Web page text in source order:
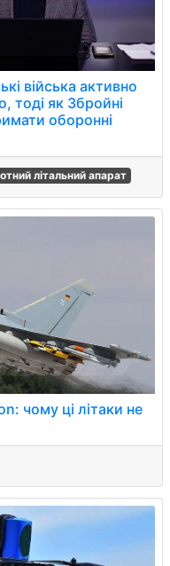
війська активно
тоді як Збройні
оборонні
літальний апарат
чому ці літаки не